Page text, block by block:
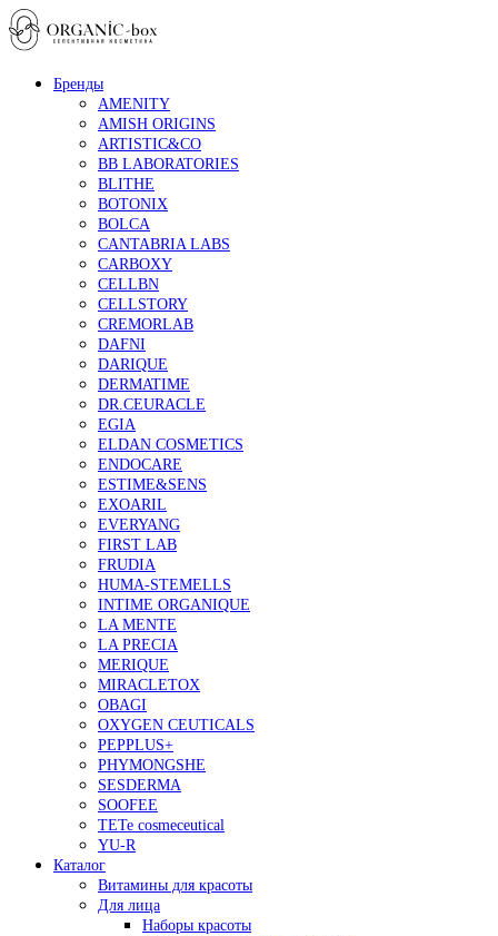
Бренды
AMENITY
AMISH ORIGINS
ARTISTIC&CO
BB LABORATORIES
BLITHE
BOTONIX
BOLCA
CANTABRIA LABS
CARBOXY
CELLBN
CELLSTORY
CREMORLAB
DAFNI
DARIQUE
DERMATIME
DR.CEURACLE
EGIA
ELDAN COSMETICS
ENDOCARE
ESTIME&SENS
EXOARIL
EVERYANG
FIRST LAB
FRUDIA
HUMA-STEMELLS
INTIME ORGANIQUE
LA MENTE
LA PRECIA
MERIQUE
MIRACLETOX
OBAGI
OXYGEN CEUTICALS
PEPPLUS+
PHYMONGSHE
SESDERMA
SOOFEE
TETe cosmeceutical
YU-R
Каталог
Витамины для красоты
Для лица
Наборы красоты